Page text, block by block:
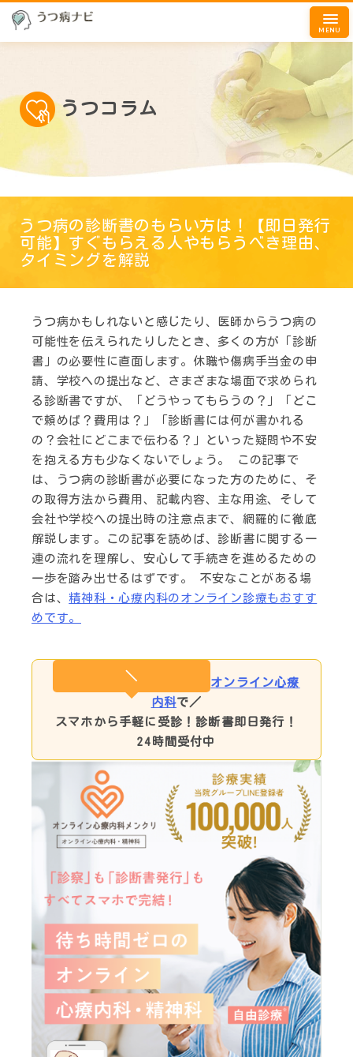
MENU
うつコラム
うつ病の診断書のもらい方は！【即日発行
可能】すぐもらえる人やもらうべき理由、
タイミングを解説
うつ病かもしれないと感じたり、医師からうつ病の
可能性を伝えられたりしたとき、多くの方が「診断
書」の必要性に直面します。休職や傷病手当金の申
請、学校への提出など、さまざまな場面で求められ
る診断書ですが、「どうやってもらうの？」「どこ
で頼めば？費用は？」「診断書には何が書かれる
の？会社にどこまで伝わる？」といった疑問や不安
を抱える方も少なくないでしょう。 この記事で
は、うつ病の診断書が必要になった方のために、そ
の取得方法から費用、記載内容、主な用途、そして
会社や学校への提出時の注意点まで、網羅的に徹底
解説します。この記事を読めば、診断書に関する一
連の流れを理解し、安心して手続きを進めるための
一歩を踏み出せるはずです。 不安なことがある場
合は、 精神科・心療内科のオンライン診療もおすす
めです。
＼
オンライン心療
内科で／
スマホから手軽に受診！診断書即日発行！
24時間受付中